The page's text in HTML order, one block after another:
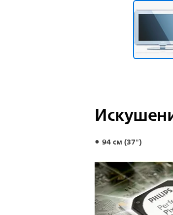
94 см (37")